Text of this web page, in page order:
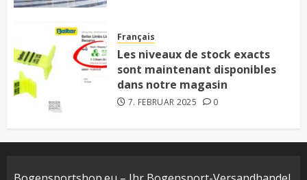
Français
Les niveaux de stock exacts
sont maintenant disponibles
dans notre magasin
7. FEBRUAR 2025 0